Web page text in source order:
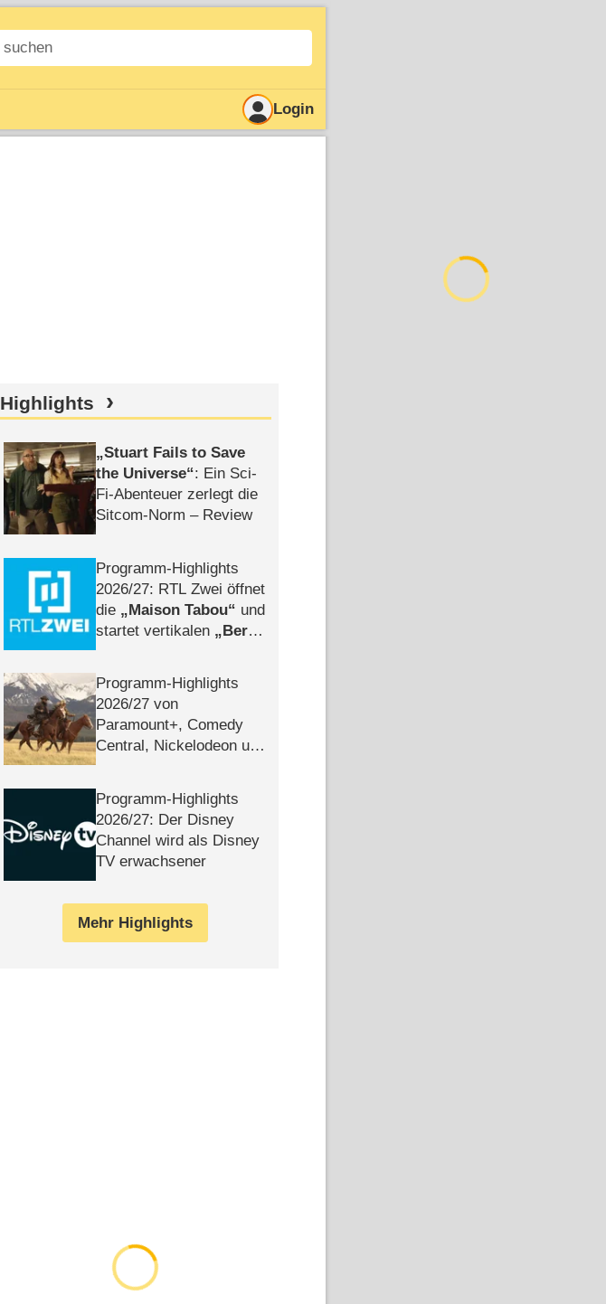
Login
Highlights
Stuart Fails to Save
the Universe : Ein Sci-
Fi-Abenteuer zerlegt die
Sitcom-Norm – Review
Programm-Highlights
2026/​27: RTL Zwei öffnet
die
Maison Tabou
und
startet vertikalen
Berlin
Programm-Highlights
2026/​27 von
Paramount+, Comedy
Central, Nickelodeon und
Programm-Highlights
2026/​27: Der Disney
Channel wird als Disney
TV erwachsener
Mehr Highlights